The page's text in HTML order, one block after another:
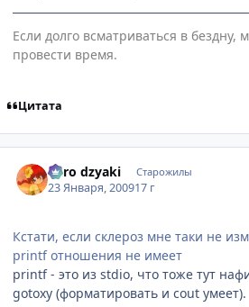
Если долго всматриваться в бездну,
провести время.
Цитата
niiro dzyaki Старожилы
23 Января, 200917 г
Кстати, если склероз мне таки не
printf отношения не имеет
printf - это из stdio, что тоже тут
gotoxy (форматировать и cout умеет).